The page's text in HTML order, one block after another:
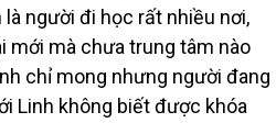
người đi học rất nhiều nơi,
mới mà chưa trung tâm nào
chỉ mong nhưng người đang
Linh không biết được khóa